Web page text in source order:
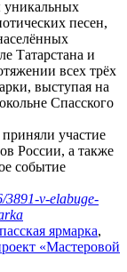
уникальных
песен,
Татарстана и
всех трёх
выступая на
Спасского
участие
России, а также
событие
3891-v-elabuge-
ярмарка,
«Мастеровой